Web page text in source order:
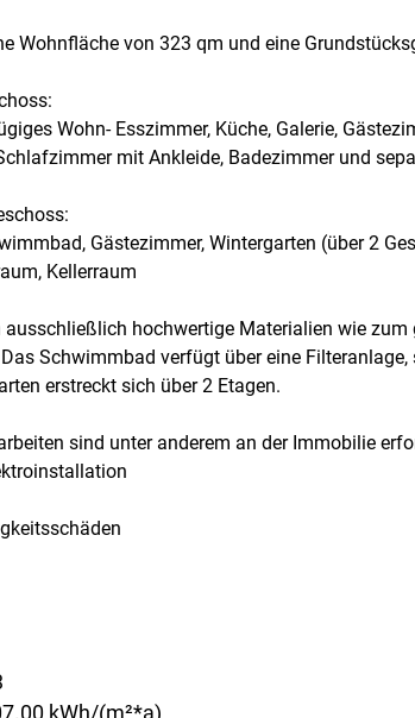
Wohnfläche von 323 qm und eine
Wohn- Esszimmer, Küche, Galerie,
mit Ankleide, Badezimmer und
Gästezimmer, Wintergarten (über 2
Kellerraum
hochwertige Materialien wie zum
Schwimmbad verfügt über eine
erstreckt sich über 2 Etagen.
sind unter anderem an der Immobilie
kWh/(m²*a)